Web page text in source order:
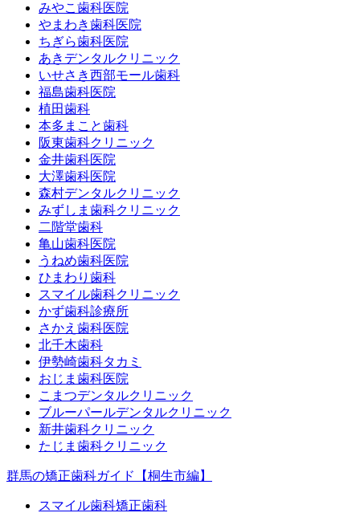
みやこ歯科医院
やまわき歯科医院
ちぎら歯科医院
あきデンタルクリニック
いせさき西部モール歯科
福島歯科医院
植田歯科
本多まこと歯科
阪東歯科クリニック
金井歯科医院
大澤歯科医院
森村デンタルクリニック
みずしま歯科クリニック
二階堂歯科
亀山歯科医院
うねめ歯科医院
ひまわり歯科
スマイル歯科クリニック
かず歯科診療所
さかえ歯科医院
北千木歯科
伊勢崎歯科タカミ
おじま歯科医院
こまつデンタルクリニック
ブルーパールデンタルクリニック
新井歯科クリニック
たじま歯科クリニック
群馬の矯正歯科ガイド【桐生市編】
スマイル歯科矯正歯科